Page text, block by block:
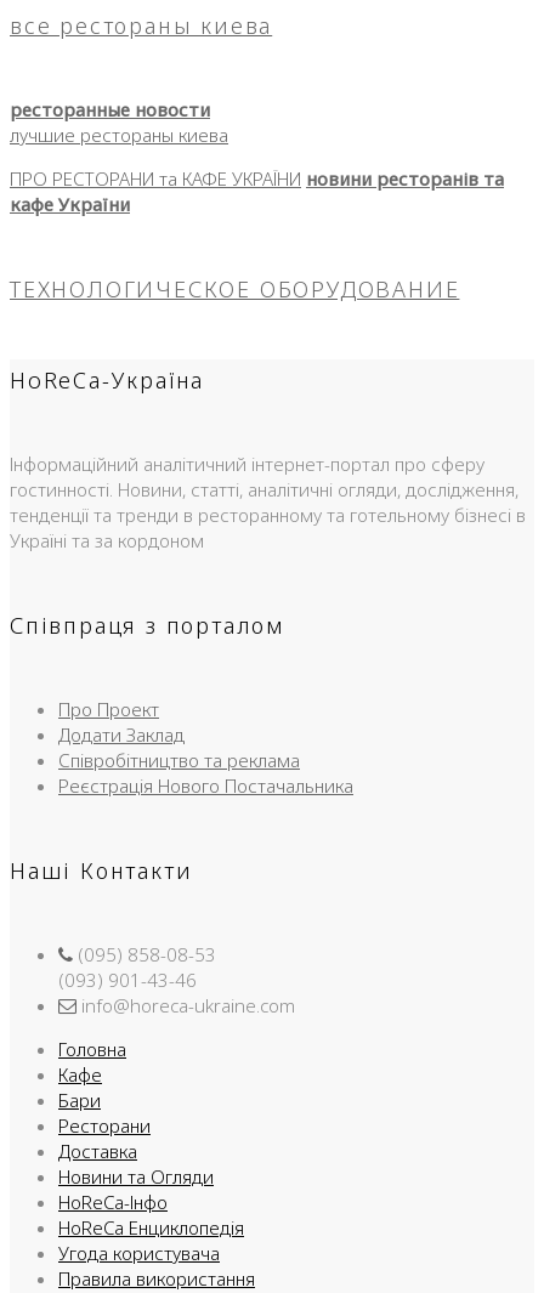
все рестораны киева
ресторанные новости
лучшие рестораны киева
ПРО РЕСТОРАНИ та КАФЕ УКРАЇНИ новини ресторанів та
кафе України
ТЕХНОЛОГИЧЕСКОЕ ОБОРУДОВАНИЕ
HoReCa-Україна
Інформаційний аналітичний інтернет-портал про сферу
гостинності. Новини, статті, аналітичні огляди, дослідження,
тенденції та тренди в ресторанному та готельному бізнесі в
Україні та за кордоном
Співпраця з порталом
Про Проект
Додати Заклад
Співробітництво та реклама
Реєстрація Нового Постачальника
Наші Контакти
(095) 858-08-53
(093) 901-43-46
info@horeca-ukraine.com
Головна
Кафе
Бари
Ресторани
Доставка
Новини та Огляди
HoReCa-Інфо
HoReCa Енциклопедія
Угода користувача
Правила використання